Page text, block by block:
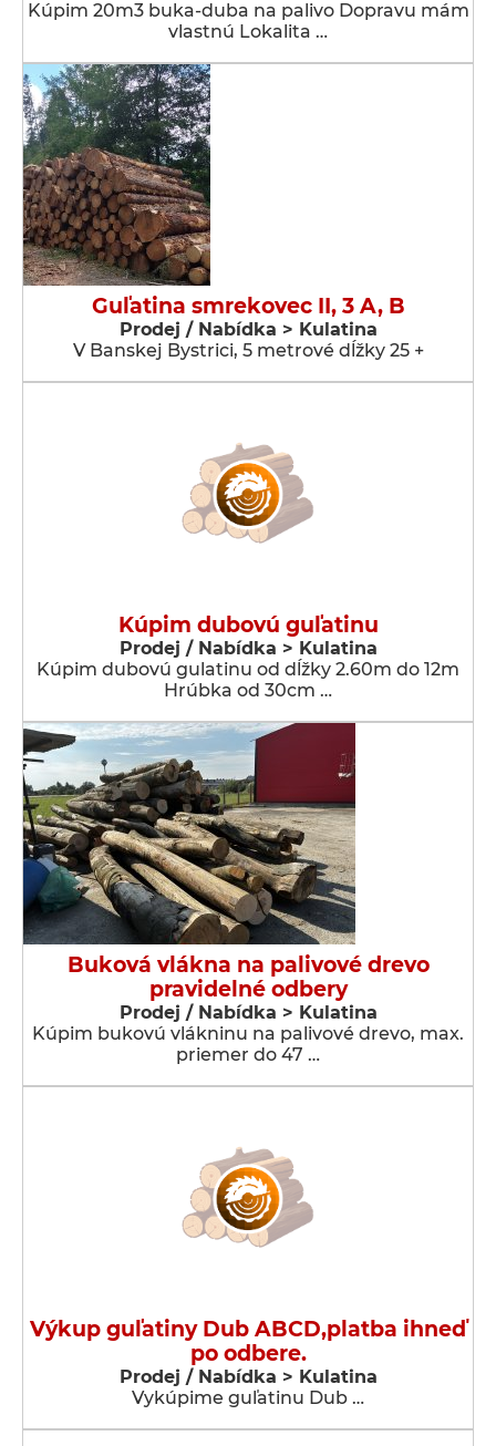
Kúpim 20m3 buka-duba na palivo Dopravu mám
vlastnú Lokalita …
Guľatina smrekovec II, 3 A, B
Prodej / Nabídka > Kulatina
V Banskej Bystrici, 5 metrové dĺžky 25 +
Kúpim dubovú guľatinu
Prodej / Nabídka > Kulatina
Kúpim dubovú gulatinu od dĺžky 2.60m do 12m
Hrúbka od 30cm …
Buková vlákna na palivové drevo
pravidelné odbery
Prodej / Nabídka > Kulatina
Kúpim bukovú vlákninu na palivové drevo, max.
priemer do 47 …
Výkup guľatiny Dub ABCD,platba ihneď
po odbere.
Prodej / Nabídka > Kulatina
Vykúpime guľatinu Dub …